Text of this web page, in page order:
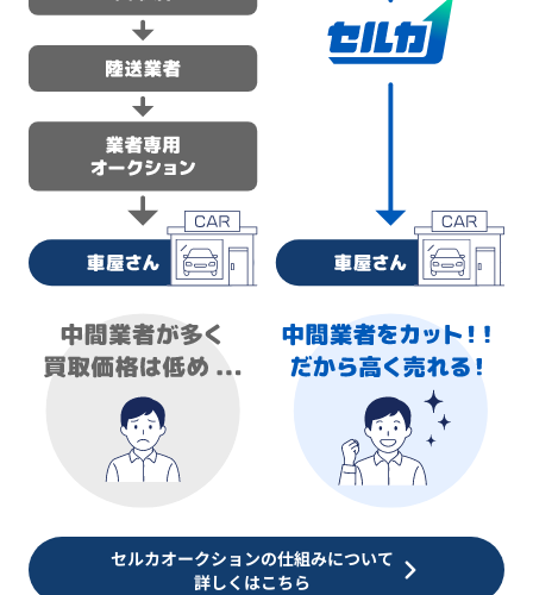
セルカオークションの仕組みについて
詳しくはこちら